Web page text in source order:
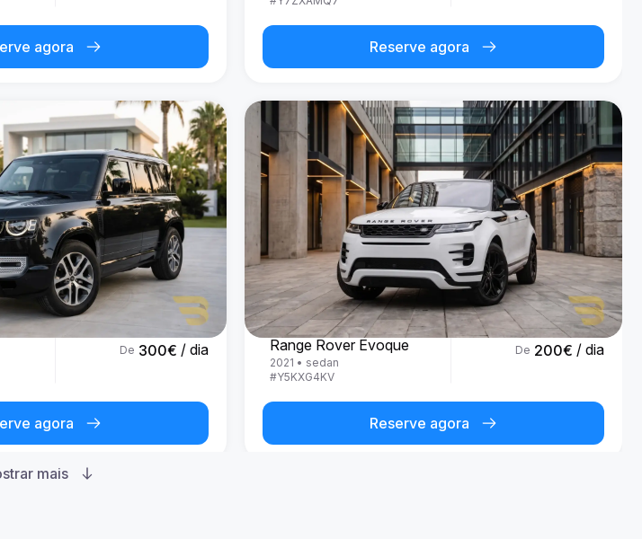
agora Reserve agora
De 300€ / dia
agora
Land Rover
Range Rover Evoque
2021 • sedan
#Y5KXG4KV
De 200€ / dia
Reserve agora
mais